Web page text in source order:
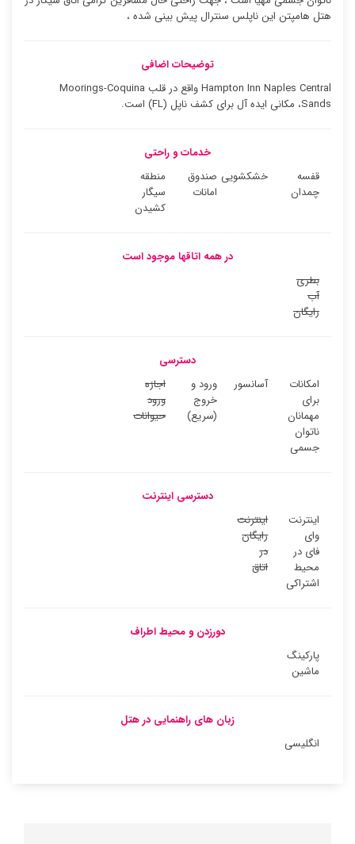
هتل هامپتن این ناپلس سنترال پیش بینی شده ،
توضیحات اضافی
Hampton Inn Naples Central واقع در قلب Moorings-Coquina
Sands، مکانی ایده آل برای کشف ناپل (FL) است.
خدمات و راحتی
قفسه
چمدان
خشکشویی صندوق
امانات
منطقه
سیگار
کشیدن
در همه اتاقها موجود است
بطری
آب
رایگان
دسترسی
امکانات
برای
مهمانان
ناتوان
جسمی
آسانسور
ورود و
خروج
(سریع)
اجازه
ورود
حیوانات
دسترسی اینترنت
اینترنت
وای
فای در
محیط
اشتراکی
اینترنت
رایگان
در
اتاق
دورزدن و محیط اطراف
پارکینگ
ماشین
زبان های راهنمایی در هتل
انگلیسی